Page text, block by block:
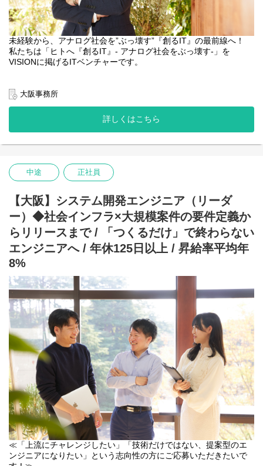
■IT知識ゼロでも安心の育成体制
入社後は、営業コンサルティング経験も持つ先輩社員によるOJT
からスタート。
研修マニュアル・OJT・毎日の振り返り（夕会）を通じて、営業
スキルだけでなく、IT業界やシステム開発の基礎知識も一から学
べます。
専門知識が必要な業界だからこそ、未経験者向けの教育体制を整
す。
■組織構成
20代～40代まで在籍しており、全員が目標達成に向けて努力でき
るメンバーであることが一番の特徴。
ただし、一人勝ちを目指すのではなく、チーム数字の達成に向け
社員旅行（沖縄実績あり）、BBQ、お花見、スポーツ大会など有
志による社内イベントも多数開催。
■上場企業の安定基盤×ベンチャーの成長スピード
2026年6月にマーケティングやDX推進、コンサルティング事業を
展開する、株式会社Orchestra Holdingsグループにジョインいたし
ました。
これまで通りのスピード感を持った成長率は維持しつつ、グルー
プ内での事業協力や経営基盤の強化よるさらなる事業拡大を目指
します。
「自分の未来のために『飛躍』し続けられるよう、会社がサポー
トする。」
そんな代表の想いのもと、一人ひとりの挑戦と成長を本気で応援
しています。
未経験から、アナログ社会を”ぶっ壊す”『創るIT』の最前線へ！
私たちは「ヒトへ『創るIT』- アナログ社会をぶっ壊す-」を
VISIONに掲げるITベンチャーです。
・「将来、独立も視野に入れたい」
・「キャリアを築くために本物の営業力を身につけたい」
――その強い決意、SALTOが本気で支援します！
単なる技術者提案ではなく、顧客課題の抽出から案件に携わるこ
とができ、他社では得られない経験値やITスキルを身に付けられ
また、人々の生活基盤を支える社会インフラ事業に注力している
ため、身近な人や自分の生活も支えるような、億単位の大規模案
頑張りを正当に評価し、収入やポジションにダイレクトに反映。
若手でも役職就任が可能で、実際に1年でリーダー、3年で事業部
長昇進の実績も！
未経験入社からSALTO卒業後に「経営者」としてキャリアアップ
した事例もあり可能性は無限大！
現在の大阪事務所はエンジニア20名で構成されており、東京拠点
の営業がオンラインで営業活動を行っています。
そんな中、今後の事業拡大に向けて、現地で営業活動に力を入れ
ていただける方を募集することになりました！
「自分の未来の為に『飛躍』し続けられるよう、会社がサポート
します」という代表の想いのもと、常に挑戦し、高め合いながら
成長できる環境です！
大阪事務所
詳しくはこちら
中途 正社員
【大阪】システム開発エンジニア（リーダ
ー）◆社会インフラ×大規模案件の要件定義か
らリリースまで / 「つくるだけ」で終わらない
エンジニアへ / 年休125日以上 / 昇給率平均年
8%
≪「上流にチャレンジしたい」「技術だけではない、提案型のエ
ンジニアになりたい」という志向性の方にご応募いただきたいで